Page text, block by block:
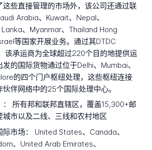
这些直接管理的市场外，该公司还通过联
Arabia、Kuwait、Nepal、
、Myanmar、Thailand Hong
等国家开展业务。通过其DTDC
该承运商为全球超过220个目的地提供运
的国际货物通过位于Delhi、Mumbai、
的四个门户枢纽处理，这些枢纽连接
伴网络中的25个国际处理中心。
所有邦和联邦直辖区，覆盖15,300+邮
城市以及二线、三线和农村地区
市场：
United States、Canada、
、United Arab Emirates、